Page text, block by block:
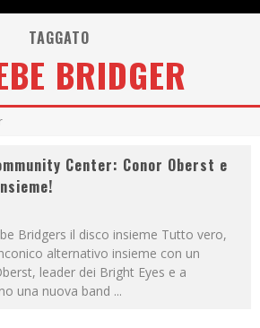
TAGGATO
BRIDGER
Center: Conor Oberst e
Bridgers il disco insieme Tutto vero,
alternativo insieme con un
leader dei Bright Eyes e a
una nuova band ...